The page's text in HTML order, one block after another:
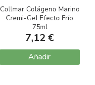
Collmar Colágeno Marino
Cremi-Gel Efecto Frío
75ml
7,12 €
Añadir